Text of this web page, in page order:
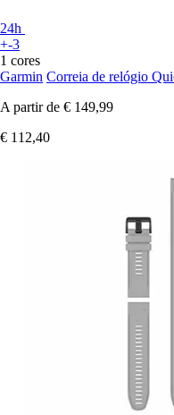
24h
+-3
1 cores
Garmin Correia de relógio
A partir de € 149,99
€ 112,40